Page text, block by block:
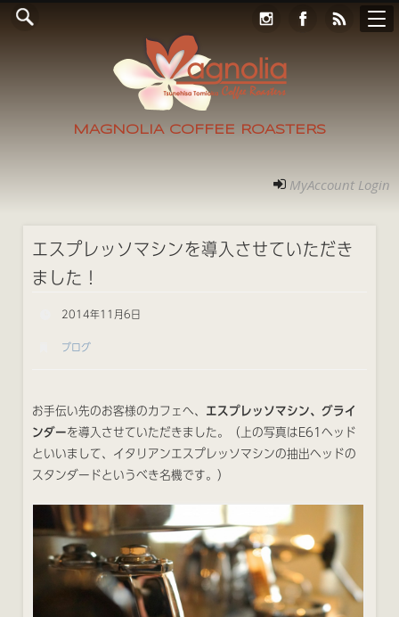
MAGNOLIA COFFEE ROASTERS
ホーム
ご案内
Online Store
フォト
アクセス
コンタクト
RECRUIT
MyAccount Login
MyAccount Login
エスプレッソマシンを導入させていただき
ました！
2014年11月6日
ブログ
お手伝い先のお客様のカフェへ、 エスプレッソマシン、グライ
ンダーを導入させていただきました。（上の写真はE61ヘッド
といいまして、イタリアンエスプレッソマシンの抽出ヘッドの
スタンダードというべき名機です。）